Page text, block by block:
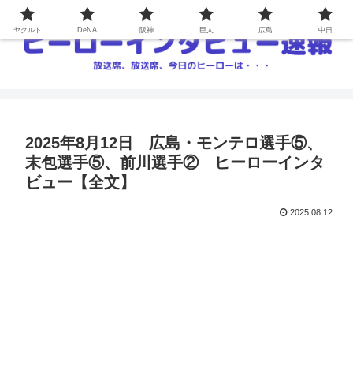
2025年8月12日 広島・モンテロ選手⑤、
末包選手⑤、前川選手② ヒーローインタ
ビュー【全文】
2025.08.12
ヤクルト DeNA 阪神 巨人 広島 中日